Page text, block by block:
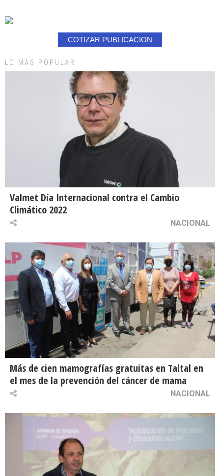
COTIZAR PUBLICACION
LO MAS POPULAR
Valmet Día Internacional contra el Cambio
Climático 2022
NACIONAL
Más de cien mamografías gratuitas en Taltal en
el mes de la prevención del cáncer de mama
NACIONAL